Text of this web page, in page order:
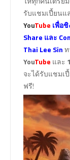
รับแชมเปี้ยนแ
YouTube เพื่อ
Share และ
Thai Lee Sin
YouTube และ
จะได้รับแชมเ
ฟรี!